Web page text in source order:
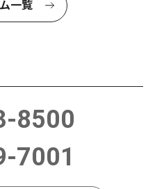
一覧
8500
7001